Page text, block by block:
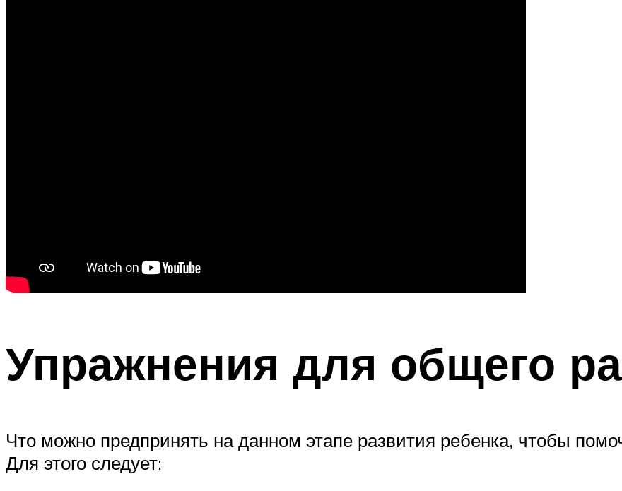
Упражнения для общего
Что можно предпринять на данном этапе развития ребенка, чтобы
Для этого следует: